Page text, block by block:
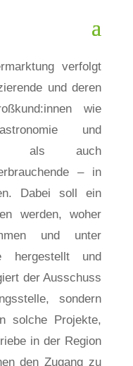
verfolgt
und deren
wie
und
als auch
– in
Dabei soll ein
werden, woher
und unter
hergestellt und
der Ausschuss
sondern
solche Projekte,
in der Region
den Zugang zu